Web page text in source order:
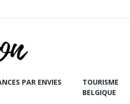
PAR ENVIES
TOURISME
BELGIQUE